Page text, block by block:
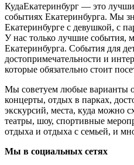
КудаЕкатеринбург — это
событиях Екатеринбурга. Мы
Екатеринбурге с девушкой, с
У нас только лучшие события,
Екатеринбурга. События для
достопримечательности и
которые обязательно стоит
Мы советуем любые варианты
концерты, отдых в парках,
экскурсий, места, куда можно
театры, шоу, спортивные
отдыха и отдыха с семьей, и
Мы в социальных сетях